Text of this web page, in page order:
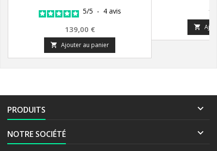
5/5 - 4 avis
Prix
139,00 €
 Ajouter au panier

PRODUITS 
NOTRE SOCIÉTÉ 